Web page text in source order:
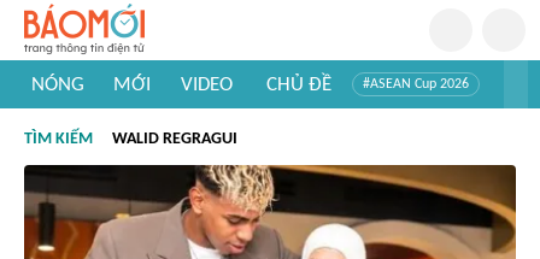
NÓNG MỚI VIDEO CHỦ ĐỀ #ASEAN Cup 2026
#Khám phá thế giới
TÌM KIẾM WALID REGRAGUI